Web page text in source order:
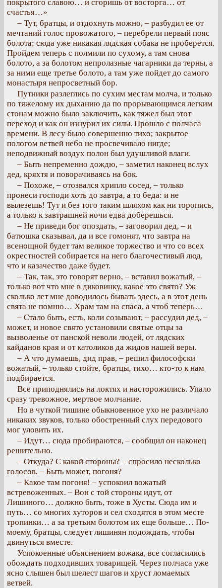
покрытого славою… и сгоришь от восторга… от
счастья…»
– Тут, братцы, и отдохнуть можно, – разбудил ее от
мечтаний голос провожатого, – перебрели первый пояс
болота; сюда уже никакая лядская собака не проберется.
Пройдем теперь с полмили по сухому, а там снова
болото, а за болотом непролазные чагарники да терны, а
за ними еще третье болото, а там уже пойдет до самого
монастыря непросветный бор.
Путники разлеглись по сухим местам молча, и только
по тяжелому их дыханию да по прорывающимся легким
стонам можно было заключить, как тяжел был этот
переход и как он изнурил их силы. Прошло с полчаса
времени. В лесу было совершенно тихо; закрытое
пологом ветвей небо не просвечивало нигде;
неподвижный воздух полон был удушливой влаги.
– Быть непременно дождю, – заметил наконец вслух
дед, кряхтя и поворачиваясь на бок.
– Похоже, – отозвался хрипло сосед, – только
пронеси господи хоть до завтра, а то беда: и не
вылезешь! Тут и без того таким шляхом как ни торопись,
а только к завтрашней ночи едва доберешься.
– Не приведи бог опоздать, – заговорил дед, – и
батюшка сказывал, да и все гомонят, что завтра на
всенощной будет там великое торжество и что со всех
окрестностей собирается на него благочестивый люд,
что и казачество даже будет.
– Так, так, это говорят верно, – вставил вожатый, –
только вот что мне в диковинку, какое это свято? Уж
сколько лет мне доводилось бывать здесь, а в этот день
свята не помню… Храм там на спаса, а чтоб теперь…
– Стало быть, есть, коли созывают, – рассудил дед, –
может, и новое свято установили святые отцы за
вызволенье от панской неволи людей, от лядских
кайданов края и от католиков да жидов нашей веры.
– А что думаешь, дид прав, – решил философски
вожатый, – только стойте, братцы, тихо… кто-то к нам
подбирается.
Все приподнялись на локтях и насторожились. Упало
сразу тревожное, мертвое молчание.
Но в чуткой тишине обыкновенное ухо не различало
никаких звуков, только обостренный слух передового
мог уловить их.
– Идут… сюда пробираются, – сообщил он наконец
решительно.
– Откуда? С какой стороны? – спросило несколько
голосов. – Быть может, погоня?
– Какое там погоня! – успокоил вожатый
встревоженных. – Вон с той стороны идут, от
Лишиного… должно быть, тоже в Хусты. Сюда им и
путь… со многих хуторов и сел сходятся в этом месте
тропинки… а за третьим болотом их еще больше… По-
моему, братцы, следует лишинян подождать, чтобы
двинуться вместе.
Успокоенные объяснением вожака, все согласились
обождать подходивших товарищей. Через полчаса уже
ясно слышен был шелест шагов и хруст ломаемых
ветвей.